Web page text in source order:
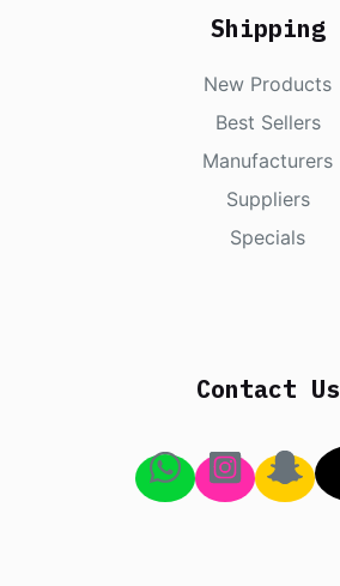
Shipping
New Products
Best Sellers
Manufacturers
Suppliers
Specials
Contact Us